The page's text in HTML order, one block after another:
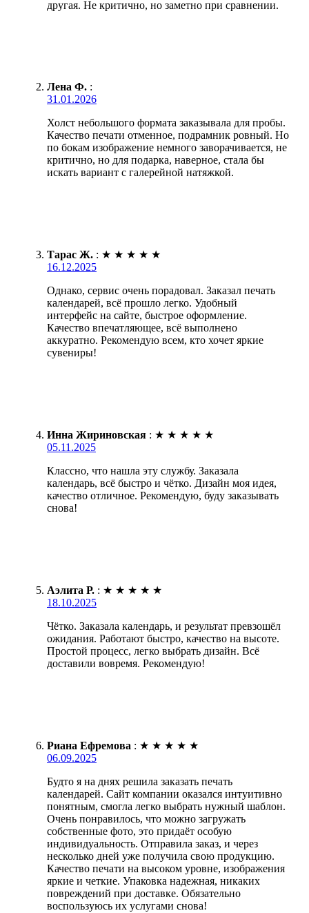
другая. Не критично, но заметно при сравнении.
Лена Ф. :
31.01.2026
Холст небольшого формата заказывала для пробы.
Качество печати отменное, подрамник ровный. Но
по бокам изображение немного заворачивается, не
критично, но для подарка, наверное, стала бы
искать вариант с галерейной натяжкой.
Тарас Ж. : ★ ★ ★ ★ ★
16.12.2025
Однако, сервис очень порадовал. Заказал печать
календарей, всё прошло легко. Удобный
интерфейс на сайте, быстрое оформление.
Качество впечатляющее, всё выполнено
аккуратно. Рекомендую всем, кто хочет яркие
сувениры!
Инна Жириновская : ★ ★ ★ ★ ★
05.11.2025
Классно, что нашла эту службу. Заказала
календарь, всё быстро и чётко. Дизайн моя идея,
качество отличное. Рекомендую, буду заказывать
снова!
Аэлита Р. : ★ ★ ★ ★ ★
18.10.2025
Чётко. Заказала календарь, и результат превзошёл
ожидания. Работают быстро, качество на высоте.
Простой процесс, легко выбрать дизайн. Всё
доставили вовремя. Рекомендую!
Риана Ефремова : ★ ★ ★ ★ ★
06.09.2025
Будто я на днях решила заказать печать
календарей. Сайт компании оказался интуитивно
понятным, смогла легко выбрать нужный шаблон.
Очень понравилось, что можно загружать
собственные фото, это придаёт особую
индивидуальность. Отправила заказ, и через
несколько дней уже получила свою продукцию.
Качество печати на высоком уровне, изображения
яркие и четкие. Упаковка надежная, никаких
повреждений при доставке. Обязательно
воспользуюсь их услугами снова!